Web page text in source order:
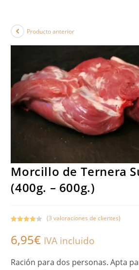
Producto anterior
Morcillo de Ternera
(400g. – 600g.)
con 4.00
de 5 en
valoracion
(3 valoraciones de clientes)
6,95€ IVA incluido
Ración para dos personas. Apta